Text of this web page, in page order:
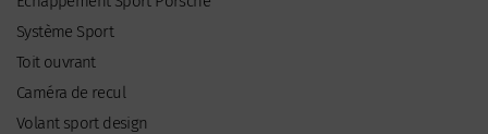
Système Sport
Toit ouvrant
Caméra de recul
Volant sport design